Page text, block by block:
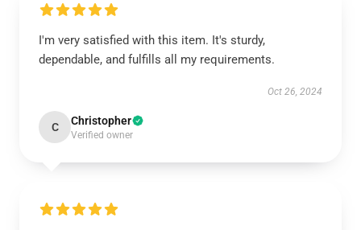
I'm very satisfied with this item. It's sturdy,
dependable, and fulfills all my requirements.
Oct 26, 2024
C Christopher
Verified owner